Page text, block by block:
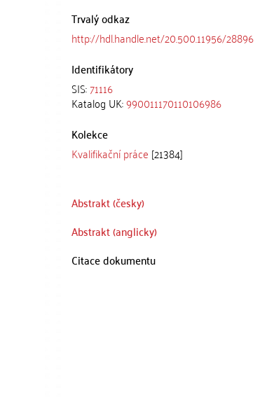
Trvalý odkaz
http://hdl.handle.net/20.500.11956/28896
Identifikátory
SIS:71116
Katalog UK:990011170110106986
Kolekce
Kvalifikační práce [21384]
Abstrakt (česky)
Abstrakt (anglicky)
Citace dokumentu